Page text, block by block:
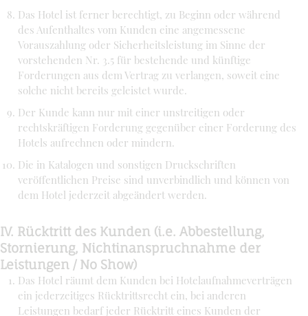
Das Hotel ist ferner berechtigt, zu Beginn oder während
des Aufenthaltes vom Kunden eine angemessene
Vorauszahlung oder Sicherheitsleistung im Sinne der
vorstehenden Nr. 3.5 für bestehende und künftige
Forderungen aus dem Vertrag zu verlangen, soweit eine
solche nicht bereits geleistet wurde.
Der Kunde kann nur mit einer unstreitigen oder
rechtskräftigen Forderung gegenüber einer Forderung des
Hotels aufrechnen oder mindern.
Die in Katalogen und sonstigen Druckschriften
veröffentlichen Preise sind unverbindlich und können von
dem Hotel jederzeit abgeändert werden.
IV. Rücktritt des Kunden (i.e. Abbestellung,
Stornierung, Nichtinanspruchnahme der
Leistungen / No Show)
Das Hotel räumt dem Kunden bei Hotelaufnahmeverträgen
ein jederzeitiges Rücktrittsrecht ein, bei anderen
Leistungen bedarf jeder Rücktritt eines Kunden der